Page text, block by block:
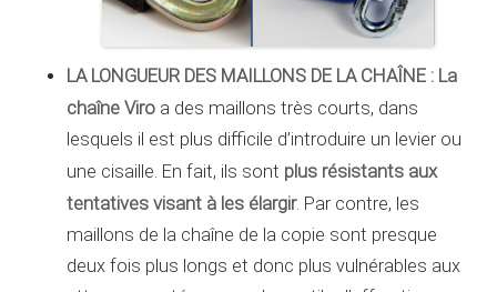
LA LONGUEUR DES MAILLONS DE LA CHAÎNE : La
chaîne Viro a des maillons très courts, dans
lesquels il est plus difficile d’introduire un levier ou
une cisaille. En fait, ils sont plus résistants aux
tentatives visant à les élargir. Par contre, les
maillons de la chaîne de la copie sont presque
deux fois plus longs et donc plus vulnérables aux